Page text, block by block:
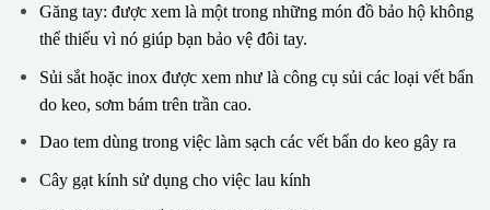
Găng tay: được xem là một trong những món đồ bảo hộ không
thể thiếu vì nó giúp bạn bảo vệ đôi tay.
Sủi sắt hoặc inox được xem như là công cụ sủi các loại vết bẩn
do keo, sơm bám trên trần cao.
Dao tem dùng trong việc làm sạch các vết bẩn do keo gây ra
Cây gạt kính sử dụng cho việc lau kính